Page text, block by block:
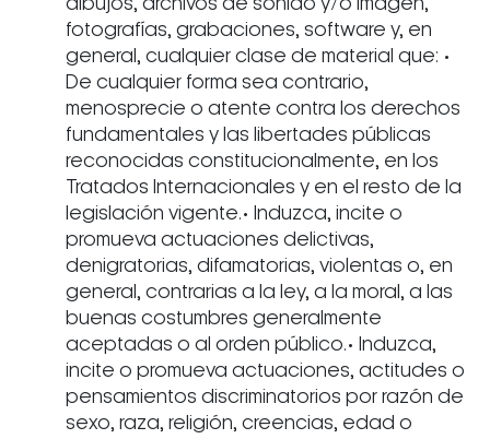
fotografías, grabaciones, software y, en
general, cualquier clase de material que: •
De cualquier forma sea contrario,
menosprecie o atente contra los derechos
fundamentales y las libertades públicas
reconocidas constitucionalmente, en los
Tratados Internacionales y en el resto de la
legislación vigente.• Induzca, incite o
promueva actuaciones delictivas,
denigratorias, difamatorias, violentas o, en
general, contrarias a la ley, a la moral, a las
buenas costumbres generalmente
aceptadas o al orden público.• Induzca,
incite o promueva actuaciones, actitudes o
pensamientos discriminatorios por razón de
sexo, raza, religión, creencias, edad o